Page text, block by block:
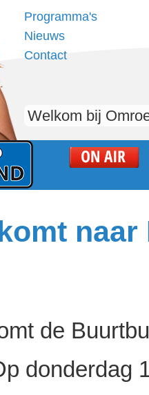
Programma's
Nieuws
Contact
Welkom bij
de
donderdag